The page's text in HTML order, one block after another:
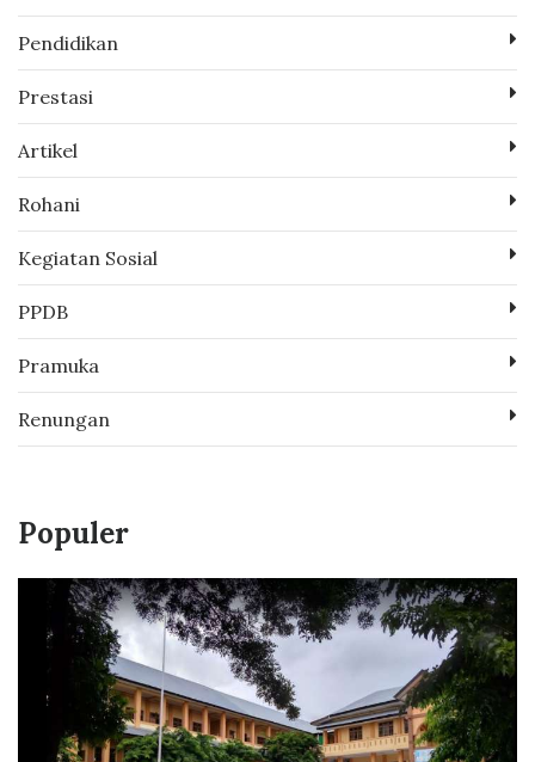
Pendidikan
Prestasi
Artikel
Rohani
Kegiatan Sosial
PPDB
Pramuka
Renungan
Populer